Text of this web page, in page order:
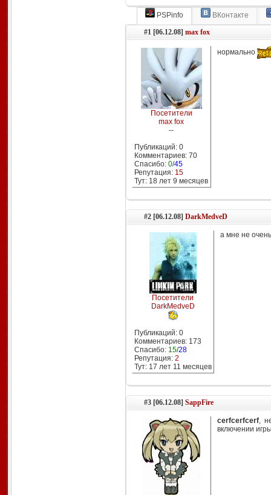
PSPinfo
ВКонтакте
#1 [06.12.08] max fox
Посетители
max fox
--
Публикаций: 0
Комментариев: 70
Спасибо: 0/45
Репутация: 15
Тут: 18 лет 9 месяцев
нормально
#2 [06.12.08] DarkMedveD
Посетители
DarkMedveD
Публикаций: 0
Комментариев: 173
Спасибо: 15/28
Репутация: 2
Тут: 17 лет 11 месяцев
а мне не
#3 [06.12.08] SappFire
cerfcerfcerf,
включении